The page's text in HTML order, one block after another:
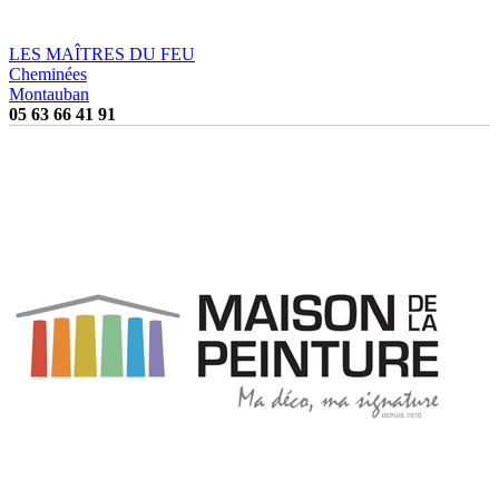
LES MAÎTRES DU FEU
Cheminées
Montauban
05 63 66 41 91